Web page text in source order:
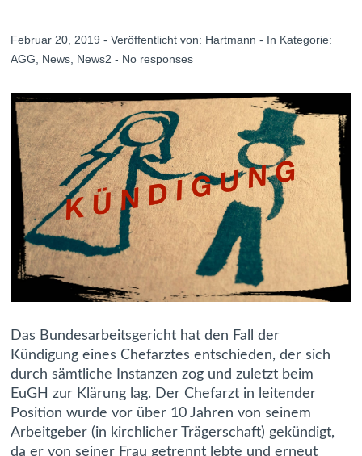
Februar 20, 2019 - Veröffentlicht von: Hartmann - In Kategorie:
AGG
News News2 - No responses
Das Bundesarbeitsgericht hat den Fall der
Kündigung eines Chefarztes entschieden, der sich
durch sämtliche Instanzen zog und zuletzt beim
EuGH zur Klärung lag. Der Chefarzt in leitender
Position wurde vor über 10 Jahren von seinem
Arbeitgeber (in kirchlicher Trägerschaft) gekündigt,
da er von seiner Frau getrennt lebte und erneut